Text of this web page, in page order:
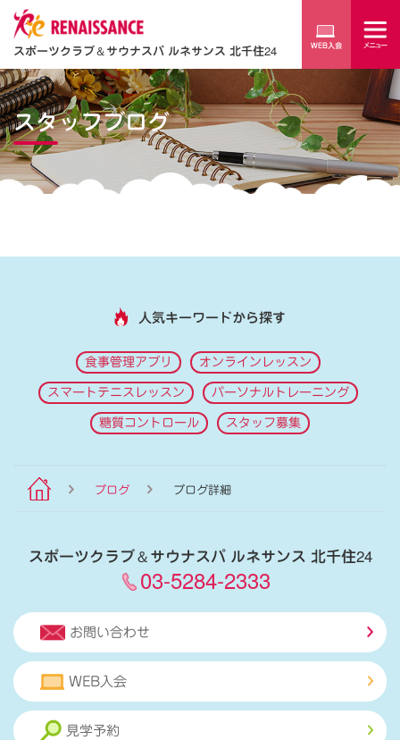
スポーツクラブ＆サウナスパ ルネサンス 北千住24
スタッフブログ
人気キーワードから探す
食事管理アプリ オンラインレッスン
スマートテニスレッスン パーソナルトレーニング
糖質コントロール スタッフ募集
ブログ ブログ詳細
スポーツクラブ＆サウナスパ ルネサンス 北千住24
03-5284-2333
お問い合わせ
WEB入会
見学予約